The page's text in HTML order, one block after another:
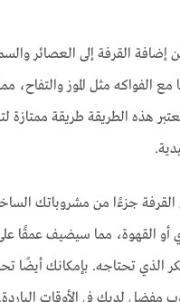
إضافة القرفة إلى العصائر
الفواكه مثل الموز والتفاح،
هذه الطريقة طريقة ممتازة
جزءًا من مشروباتك
أو القهوة، مما سيضيف عمقًا
الذي تحتاجه. بإمكانك أيضًا